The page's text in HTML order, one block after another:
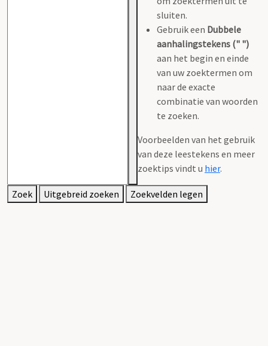
sluiten.
Gebruik een Dubbele
aanhalingstekens (" ")
aan het begin en einde
van uw zoektermen om
naar de exacte
combinatie van woorden
te zoeken.
Voorbeelden van het gebruik
van deze leestekens en meer
zoektips vindt u hier.
Zoek Uitgebreid zoeken Zoekvelden legen